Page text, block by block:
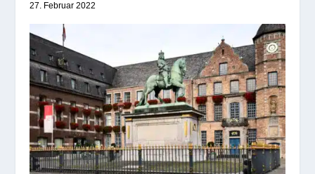
27. Februar 2022